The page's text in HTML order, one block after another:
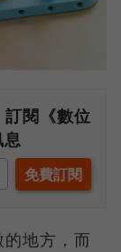
閱《數位
地方，而